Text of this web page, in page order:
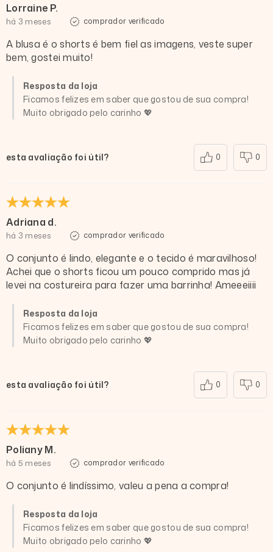
Lorraine P.
há 3 meses comprador verificado
A blusa é o shorts é bem fiel as imagens, veste super
bem, gostei muito!
Resposta da loja
Ficamos felizes em saber que gostou de sua compra!
Muito obrigado pelo carinho 💖
esta avaliação foi útil? 0 0
Adriana d.
há 3 meses comprador verificado
O conjunto é lindo, elegante e o tecido é maravilhoso!
Achei que o shorts ficou um pouco comprido mas já
levei na costureira para fazer uma barrinha! Ameeeiiii
Resposta da loja
Ficamos felizes em saber que gostou de sua compra!
Muito obrigado pelo carinho 💖
esta avaliação foi útil? 0 0
Poliany M.
há 5 meses comprador verificado
O conjunto é lindíssimo, valeu a pena a compra!
Resposta da loja
Ficamos felizes em saber que gostou de sua compra!
Muito obrigado pelo carinho 💖